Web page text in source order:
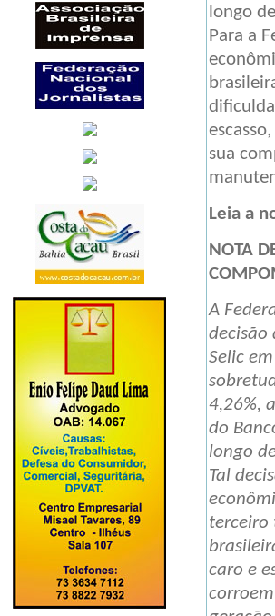
longo
Para a
sua
Leia a
NOTA
A
decisão
Selic
4,26%,
do
longo
Tal
terceiro
caro e